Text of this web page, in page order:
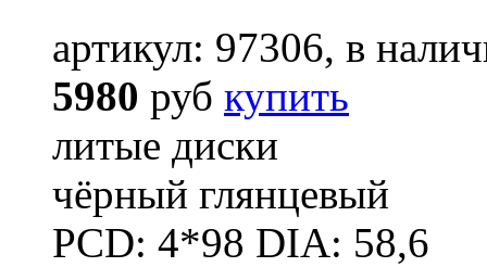
артикул: 97306, в
5980 руб купить
литые диски
чёрный глянцевый
PCD: 4*98 DIA: 58,6